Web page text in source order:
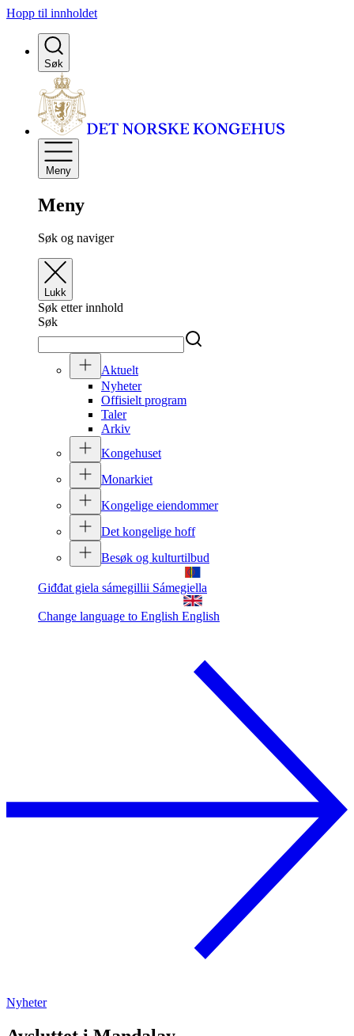
Hopp til innholdet
Søk
Meny
Meny
Søk og naviger
Lukk
Søk etter innhold
Søk
Aktuelt
Nyheter
Offisielt program
Taler
Arkiv
Kongehuset
Monarkiet
Kongelige eiendommer
Det kongelige hoff
Besøk og kulturtilbud
Giđđat giela sámegillii Sámegiella
Change language to English English
Nyheter